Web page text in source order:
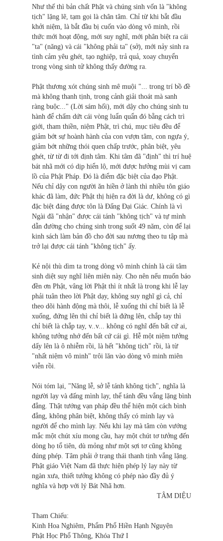
Như thế thì bản chất Phật và chúng sinh vốn là "không
tịch" lặng lẽ, tạm gọi là chân tâm. Chỉ từ khi bắt đầu
khởi niệm, là bắt đầu bị cuốn vào dòng vô minh, rồi
thức mới hoạt động, mới suy nghĩ, mới phân biệt ra cái
"ta" (năng) và cái "không phải ta" (sở), mới nảy sinh ra
tình cảm yêu ghét, tạo nghiệp, trả quả, xoay chuyển
trong vòng sinh tử không thấy đường ra.
Phật thương xót chúng sinh mê muội "... trong trí bồ đề
mà không thanh tịnh, trong cảnh giải thoát mà sanh
ràng buộc..." (Lời sám hối), mới dậy cho chúng sinh tu
hành để chấm dứt cái vòng luẩn quẩn đó bằng cách trì
giới, tham thiền, niệm Phật, trì chú, mục tiêu đều để
giảm bớt sự hoành hành của con vượn tâm, con ngựa ý,
giảm bớt những thói quen chấp trước, phân biệt, yêu
ghét, từ từ đi tới định tâm. Khi tâm đã "định" thì trí huệ
bát nhã mới có dịp hiển lộ, mới được hưởng mùi vị cam
lồ của Phật Pháp. Đó là điểm đặc biệt của đạo Phật.
Nếu chỉ dậy con người ăn hiền ở lành thì nhiều tôn giáo
khác đã làm, đức Phật thị hiện ra đời là dư, không có gì
đặc biệt đáng được tôn là Đấng Đại Giác. Chính là vì
Ngài đã "nhận" được cái tánh "không tịch" và tự mình
dẫn đường cho chúng sinh trong suốt 49 năm, còn để lại
kinh sách làm bản đồ cho đời sau nương theo tu tập mà
trở lại được cái tánh "không tịch" ấy.
Kẻ nội thù dìm ta trong dòng vô minh chính là cái tâm
sinh diệt suy nghĩ liên miên này. Cho nên nếu muốn báo
đền ơn Phật, vâng lời Phật thì ít nhất là trong khi lễ lạy
phải tuân theo lời Phật dạy, không suy nghĩ gì cả, chỉ
theo dõi hành động mà thôi, lễ xuống thì chỉ biết là lễ
xuống, đứng lên thì chỉ biết là đứng lên, chắp tay thì
chỉ biết là chắp tay, v..v... không có nghĩ đến bất cứ ai,
không tưởng nhớ đến bất cứ cái gì. Hễ một niệm tưởng
dấy lên là ô nhiễm rồi, là hết "không tịch" rồi, là từ
"nhất niệm vô minh" trôi lăn vào dòng vô minh miên
viễn rồi.
Nói tóm lại, "Năng lễ, sở lễ tánh không tịch", nghĩa là
người lạy và đấng mình lạy, thể tánh đều vắng lặng bình
đẳng. Thật tướng vạn pháp đều thể hiện một cách bình
đẳng, không phân biệt, không thấy có mình lạy và
người để cho mình lạy. Nếu khi lạy mà tâm còn vướng
mắc một chút xíu mong cầu, hay một chút tơ tưởng đến
dòng họ tổ tiên, dù mỏng như một sợi tơ cũng không
đúng phép. Tâm phải ở trạng thái thanh tịnh vắng lặng.
Phật giáo Việt Nam đã thực hiện phép lý lạy này từ
ngàn xưa, thiết tưởng không có phép nào đầy đủ ý
nghĩa và hợp với lý Bát Nhã hơn.
TÂM DIỆU
Tham Chiếu:
Kinh Hoa Nghiêm, Phẩm Phổ Hiền Hạnh Nguyện
Phật Học Phổ Thông, Khóa Thứ I